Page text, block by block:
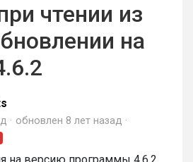
чтении из
на
обновлен 8 лет назад